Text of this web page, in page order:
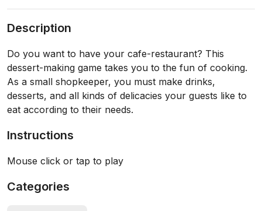
Description
Do you want to have your cafe-restaurant? This
dessert-making game takes you to the fun of cooking.
As a small shopkeeper, you must make drinks,
desserts, and all kinds of delicacies your guests like to
eat according to their needs.
Instructions
Mouse click or tap to play
Categories